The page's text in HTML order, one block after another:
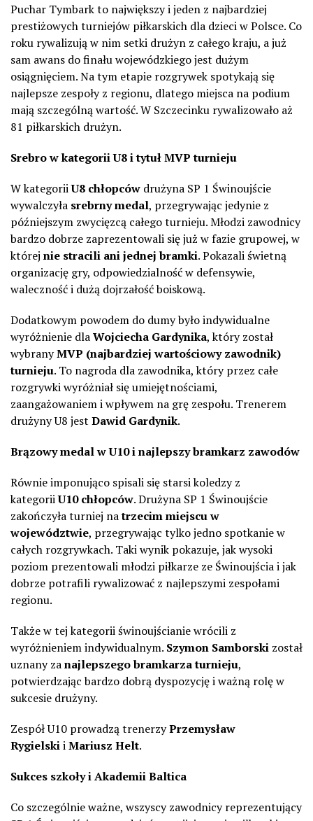
Puchar Tymbark to największy i jeden z najbardziej
prestiżowych turniejów piłkarskich dla dzieci w Polsce. Co
roku rywalizują w nim setki drużyn z całego kraju, a już
sam awans do finału wojewódzkiego jest dużym
osiągnięciem. Na tym etapie rozgrywek spotykają się
najlepsze zespoły z regionu, dlatego miejsca na podium
mają szczególną wartość. W Szczecinku rywalizowało aż
81 piłkarskich drużyn.
Srebro w kategorii U8 i tytuł MVP turnieju
W kategoriiU8 chłopców drużyna SP 1 Świnoujście
wywalczyła srebrny medal, przegrywając jedynie z
późniejszym zwycięzcą całego turnieju. Młodzi zawodnicy
bardzo dobrze zaprezentowali się już w fazie grupowej, w
której nie stracili ani jednej bramki. Pokazali świetną
organizację gry, odpowiedzialność w defensywie,
waleczność i dużą dojrzałość boiskową.
Dodatkowym powodem do dumy było indywidualne
wyróżnienie dlaWojciecha Gardynika, który został
wybranyMVP (najbardziej wartościowy zawodnik)
turnieju. To nagroda dla zawodnika, który przez całe
rozgrywki wyróżniał się umiejętnościami,
zaangażowaniem i wpływem na grę zespołu. Trenerem
drużyny U8 jest Dawid Gardynik.
Brązowy medal w U10 i najlepszy bramkarz zawodów
Równie imponująco spisali się starsi koledzy z
kategoriiU10 chłopców. Drużyna SP 1 Świnoujście
zakończyła turniej natrzecim miejscu w
województwie, przegrywając tylko jedno spotkanie w
całych rozgrywkach. Taki wynik pokazuje, jak wysoki
poziom prezentowali młodzi piłkarze ze Świnoujścia i jak
dobrze potrafili rywalizować z najlepszymi zespołami
regionu.
Także w tej kategorii świnoujścianie wrócili z
wyróżnieniem indywidualnym. Szymon Samborski został
uznany zanajlepszego bramkarza turnieju,
potwierdzając bardzo dobrą dyspozycję i ważną rolę w
sukcesie drużyny.
Zespół U10 prowadzą trenerzyPrzemysław
RygielskiiMariusz Helt.
Sukces szkoły i Akademii Baltica
Co szczególnie ważne, wszyscy zawodnicy reprezentujący